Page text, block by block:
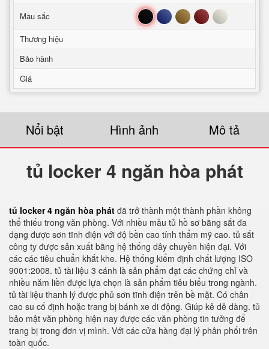
Mầu sắc
Đen Xanh Nâu Đỏ Trắng
Thương hiệu
Bảo hành
Giá
Nổi bật Hình ảnh Mô tả
tủ locker 4 ngăn hòa phát
tủ locker 4 ngăn hòa phát đã trở thành một thành phần không
thể thiếu trong văn phòng. Với nhiều mẫu tủ hồ sơ bằng sắt đa
dạng được sơn tĩnh điện với độ bền cao tính thẩm mỹ cao. tủ sắt
công ty được sản xuất bằng hệ thống dây chuyền hiện đại. Với
các các tiêu chuẩn khắt khe. Hệ thống kiểm định chất lượng ISO
9001:2008. tủ tài liệu 3 cánh là sản phẩm đạt các chứng chỉ và
nhiều năm liền được lựa chọn là sản phẩm tiêu biểu trong ngành.
tủ tài liệu thanh lý được phủ sơn tĩnh điện trên bề mặt. Có chân
cao su cố định hoặc trang bị bánh xe di động. Giúp kê dễ dàng. tủ
bảo mật văn phòng hiện nay được các văn phòng tin tưởng để
trang bị trong đơn vị mình. Với các cửa hàng đại lý phân phối trên
toàn quốc.